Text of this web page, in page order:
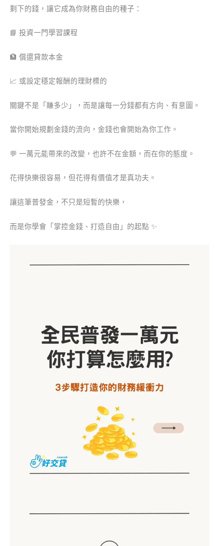
剩下的錢，讓它成為你財務自由的種子：
📘 投資一門學習課程
🏦 償還貸款本金
📈 或設定穩定報酬的理財標的
關鍵不是「賺多少」，而是讓每一分錢都有方向、有意圖。
當你開始規劃金錢的流向，金錢也會開始為你工作。
💬 一萬元能帶來的改變，也許不在金額，而在你的態度。
花得快樂很容易，但花得有價值才是真功夫。
讓這筆普發金，不只是短暫的快樂，
而是你學會「掌控金錢、打造自由」的起點 ✨